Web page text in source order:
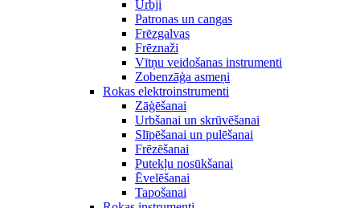
Urbji
Patronas un cangas
Frēzgalvas
Frēznaži
Vītņu veidošanas instrumenti
Zobenzāģa asmeņi
Rokas elektroinstrumenti
Zāģēšanai
Urbšanai un skrūvēšanai
Slīpēšanai un pulēšanai
Frēzēšanai
Putekļu nosūkšanai
Ēvelēšanai
Tapošanai